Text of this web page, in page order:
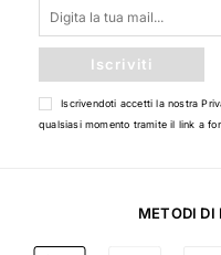
Iscriviti
Iscrivendoti accetti la nostra
qualsiasi momento tramite il link a
METODI DI